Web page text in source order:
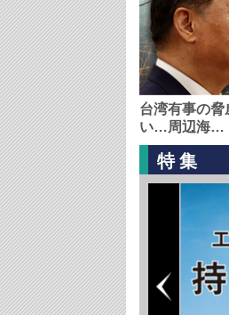
台湾有事の
い…周辺海…
特集